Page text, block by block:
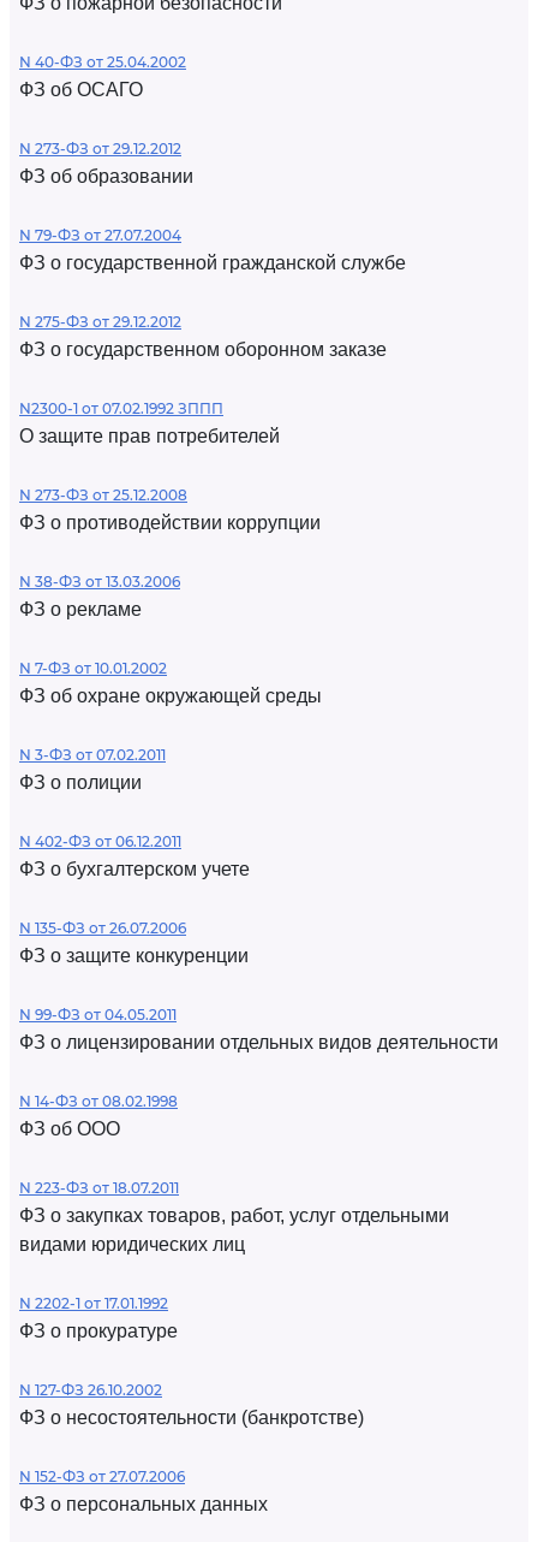
N 40-ФЗ от 25.04.2002
ФЗ об ОСАГО
N 273-ФЗ от 29.12.2012
ФЗ об образовании
N 79-ФЗ от 27.07.2004
ФЗ о государственной гражданской службе
N 275-ФЗ от 29.12.2012
ФЗ о государственном оборонном заказе
N2300-1 от 07.02.1992 ЗППП
О защите прав потребителей
N 273-ФЗ от 25.12.2008
ФЗ о противодействии коррупции
N 38-ФЗ от 13.03.2006
ФЗ о рекламе
N 7-ФЗ от 10.01.2002
ФЗ об охране окружающей среды
N 3-ФЗ от 07.02.2011
ФЗ о полиции
N 402-ФЗ от 06.12.2011
ФЗ о бухгалтерском учете
N 135-ФЗ от 26.07.2006
ФЗ о защите конкуренции
N 99-ФЗ от 04.05.2011
ФЗ о лицензировании отдельных видов деятельности
N 14-ФЗ от 08.02.1998
ФЗ об ООО
N 223-ФЗ от 18.07.2011
ФЗ о закупках товаров, работ, услуг отдельными
видами юридических лиц
N 2202-1 от 17.01.1992
ФЗ о прокуратуре
N 127-ФЗ 26.10.2002
ФЗ о несостоятельности (банкротстве)
N 152-ФЗ от 27.07.2006
ФЗ о персональных данных